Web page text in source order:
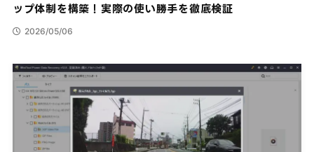
ップ体制を構築！実際の使い勝手を徹底検証
2026/05/06